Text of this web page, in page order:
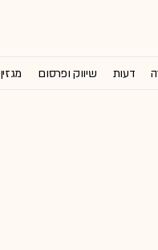
דעות שיווק ופרסום מגזין G